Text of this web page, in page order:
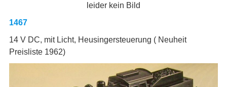
leider kein Bild
1467
14 V DC, mit Licht, Heusingersteuerung ( Neuheit
Preisliste 1962)